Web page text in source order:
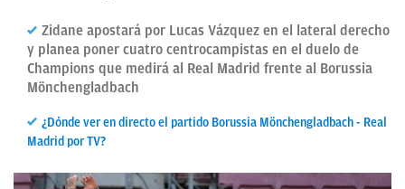
FICHAJES
DIRECTO
PAPARAZZI
OKDIARIO
Zidane apostará por Lucas Vázquez en el lateral derecho
y planea poner cuatro centrocampistas en el duelo de
Champions que medirá al Real Madrid frente al Borussia
Mönchengladbach
¿Dónde ver en directo el partido Borussia Mönchengladbach - Real
Madrid por TV?